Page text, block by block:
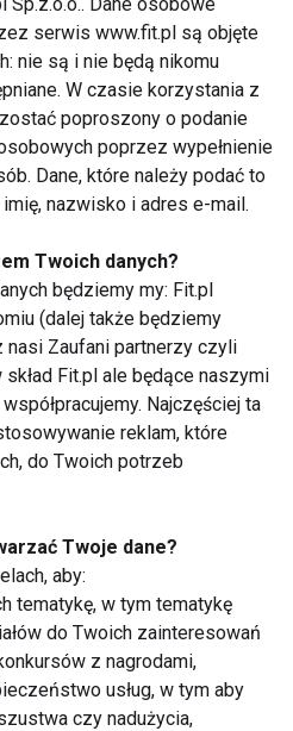
jak niedowidzenie,
po udarach, wylewach
czynności staje się
Dlaczego większość
klubów fitness nie
zarabia mimo pełnej
sali?
serwis www.fit.pl są objęte
nie są i nie będą nikomu
W czasie korzystania z
poproszony o podanie
poprzez wypełnienie
Dane, które należy podać to
nazwisko i adres e-mail.
Twoich danych?
będziemy my: Fit.pl
(dalej także będziemy
nasi Zaufani partnerzy czyli
Fit.pl ale będące naszymi
Najczęściej ta
reklam, które
do Twoich potrzeb
Twoje dane?
aby:
tematykę, w tym tematykę
do Twoich zainteresowań
z nagrodami,
usług, w tym aby
czy nadużycia,